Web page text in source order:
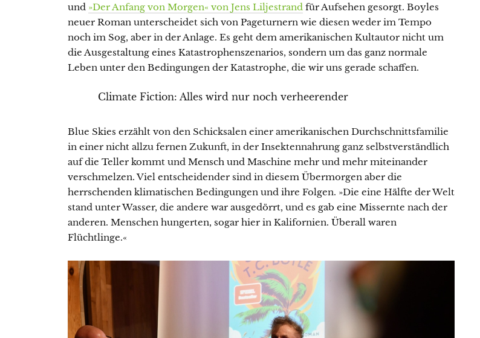
und »Der Anfang von Morgen« von Jens Liljestrand für Aufsehen gesorgt. Boyles
neuer Roman unterscheidet sich von Pageturnern wie diesen weder im Tempo
noch im Sog, aber in der Anlage. Es geht dem amerikanischen Kultautor nicht um
die Ausgestaltung eines Katastrophenszenarios, sondern um das ganz normale
Leben unter den Bedingungen der Katastrophe, die wir uns gerade schaffen.
Climate Fiction: Alles wird nur noch verheerender
Blue Skies erzählt von den Schicksalen einer amerikanischen Durchschnittsfamilie
in einer nicht allzu fernen Zukunft, in der Insektennahrung ganz selbstverständlich
auf die Teller kommt und Mensch und Maschine mehr und mehr miteinander
verschmelzen. Viel entscheidender sind in diesem Übermorgen aber die
herrschenden klimatischen Bedingungen und ihre Folgen. »Die eine Hälfte der Welt
stand unter Wasser, die andere war ausgedörrt, und es gab eine Missernte nach der
anderen. Menschen hungerten, sogar hier in Kalifornien. Überall waren
Flüchtlinge.«